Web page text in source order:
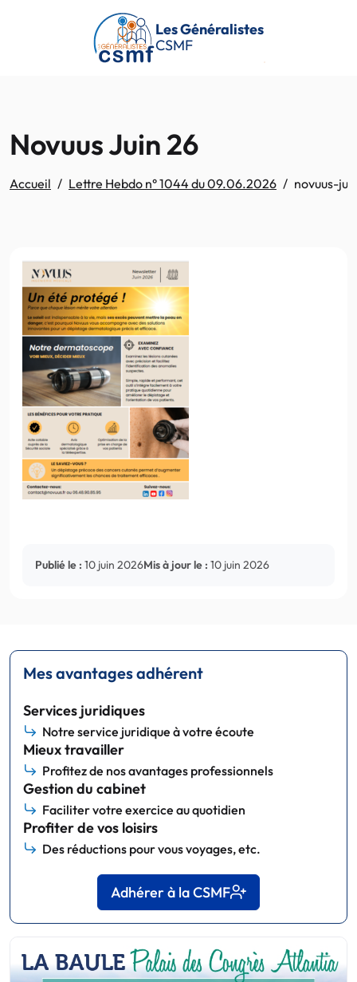
Passer au contenu principal
Les Généralistes
CSMF
Novuus Juin 26
Accueil Lettre Hebdo n° 1044 du 09.06.2026 novuus-
Publié le : 10 juin 2026Mis à jour le : 10 juin 2026
Mes avantages adhérent
Services juridiques
Notre service juridique à votre écoute
Mieux travailler
Profitez de nos avantages professionnels
Gestion du cabinet
Faciliter votre exercice au quotidien
Profiter de vos loisirs
Des réductions pour vous voyages, etc.
Adhérer à la CSMF